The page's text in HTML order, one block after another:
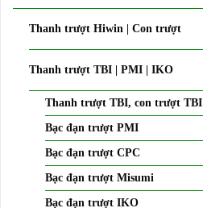
Thanh trượt Hiwin | Con trượt
Thanh trượt TBI | PMI | IKO
Thanh trượt TBI, con trượt TBI
Bạc đạn trượt PMI
Bạc đạn trượt CPC
Bạc đạn trượt Misumi
Bạc đạn trượt IKO